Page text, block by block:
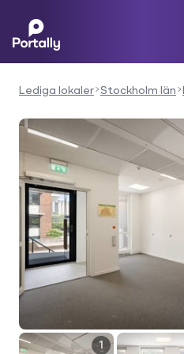
Lediga lokaler Stockholm län
1